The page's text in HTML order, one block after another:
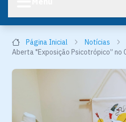
Página Inicial Notícias
Aberta "Exposição Psicotrópico” no